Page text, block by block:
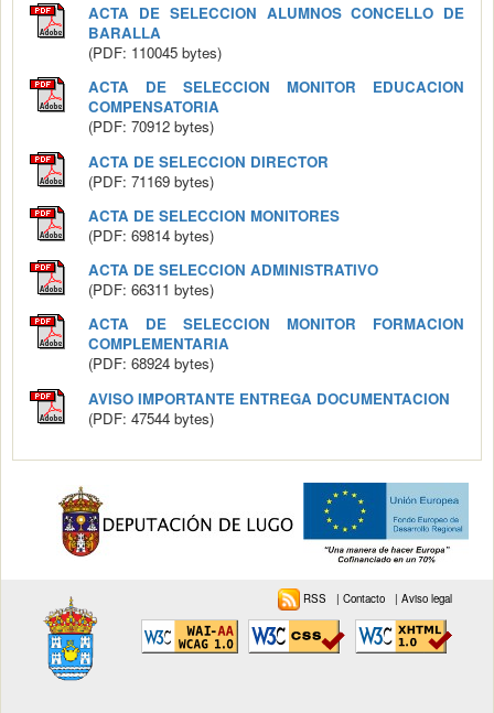
ACTA DE SELECCION ALUMNOS CONCELLO DE
BARALLA
(PDF: 110045 bytes)
ACTA DE SELECCION MONITOR EDUCACION
COMPENSATORIA
(PDF: 70912 bytes)
ACTA DE SELECCION DIRECTOR
(PDF: 71169 bytes)
ACTA DE SELECCION MONITORES
(PDF: 69814 bytes)
ACTA DE SELECCION ADMINISTRATIVO
(PDF: 66311 bytes)
ACTA DE SELECCION MONITOR FORMACION
COMPLEMENTARIA
(PDF: 68924 bytes)
AVISO IMPORTANTE ENTREGA DOCUMENTACION
(PDF: 47544 bytes)
RSS |Contacto |Aviso legal